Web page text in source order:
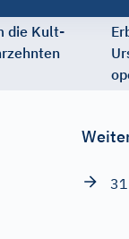
die Kult-